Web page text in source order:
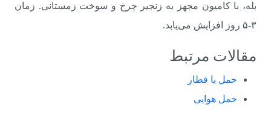
بله، با کامیون مجهز به زنجیر چرخ و سوخت زمستانی. زمان
۳-۵ روز افزایش می‌یابد.
مقالات مرتبط
حمل با قطار
حمل هوایی